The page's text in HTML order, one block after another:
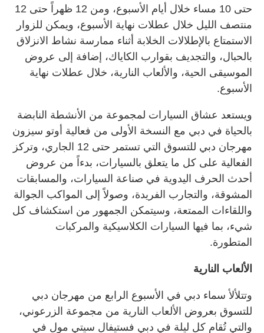
حتى 10 مساء خلال أيام الأسبوع، ومن 12 ظهراً حتى 12
منتصف الليل خلال عطلات نهاية الأسبوع، ويمكن للزوار
الاستمتاع بالإطلالات الخلابة أثناء ممارسة نشاط الانزلاق
بالحبال، والتجديف بقوارب الكاياك، إضافة إلى عروض
الموسيقى الحية، والألعاب النارية، خلال عطلات نهاية
الأسبوع.
ويستعد عشاق السيارات لمجموعة من الأنشطة النابضة
بالحياة في دبي مع النسخة الأولى من فعالية أوتو سيزون
مهرجان دبي للتسوق التي تستمر حتى 12 الجاري، وتركز
الفعالية على كل ما يتعلق بالسيارات، بدءاً من عروض
أحدث الحرف اليدوية في صناعة السيارات، والمسابقات
المشوقة، والتجارب الفريدة، وصولاً إلى المواكب الجوالة
واللقاءات الممتعة، وسيتمكن الجمهور من استكشاف كل
شيء، بما فيها السيارات الكلاسيكية والمركبات
المتطورة.
الألعاب النارية
وتتلألأ سماء دبي في الأسبوع الرابع من مهرجان دبي
للتسوق بعروض الألعاب النارية من مجموعة الزرعوني،
والتي تُقام كل ليلة في دبي فستيفال سيتي مول في